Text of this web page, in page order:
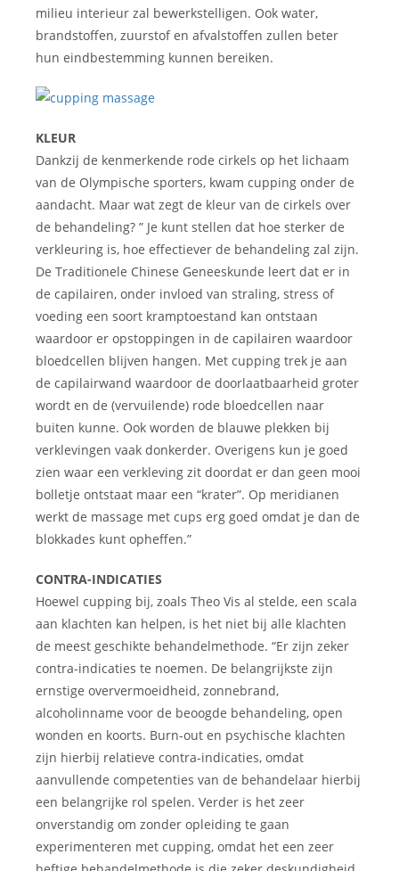
milieu interieur zal bewerkstelligen. Ook water,
brandstoffen, zuurstof en afvalstoffen zullen beter
hun eindbestemming kunnen bereiken.
KLEUR
Dankzij de kenmerkende rode cirkels op het lichaam
van de Olympische sporters, kwam cupping onder de
aandacht. Maar wat zegt de kleur van de cirkels over
de behandeling? ” Je kunt stellen dat hoe sterker de
verkleuring is, hoe effectiever de behandeling zal zijn.
De Traditionele Chinese Geneeskunde leert dat er in
de capilairen, onder invloed van straling, stress of
voeding een soort kramptoestand kan ontstaan
waardoor er opstoppingen in de capilairen waardoor
bloedcellen blijven hangen. Met cupping trek je aan
de capilairwand waardoor de doorlaatbaarheid groter
wordt en de (vervuilende) rode bloedcellen naar
buiten kunne. Ook worden de blauwe plekken bij
verklevingen vaak donkerder. Overigens kun je goed
zien waar een verkleving zit doordat er dan geen mooi
bolletje ontstaat maar een “krater”. Op meridianen
werkt de massage met cups erg goed omdat je dan de
blokkades kunt opheffen.”
CONTRA-INDICATIES
Hoewel cupping bij, zoals Theo Vis al stelde, een scala
aan klachten kan helpen, is het niet bij alle klachten
de meest geschikte behandelmethode. “Er zijn zeker
contra-indicaties te noemen. De belangrijkste zijn
ernstige oververmoeidheid, zonnebrand,
alcoholinname voor de beoogde behandeling, open
wonden en koorts. Burn-out en psychische klachten
zijn hierbij relatieve contra-indicaties, omdat
aanvullende competenties van de behandelaar hierbij
een belangrijke rol spelen. Verder is het zeer
onverstandig om zonder opleiding te gaan
experimenteren met cupping, omdat het een zeer